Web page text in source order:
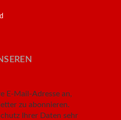
E-Mail-Adresse an,
zu abonnieren.
Ihrer Daten sehr